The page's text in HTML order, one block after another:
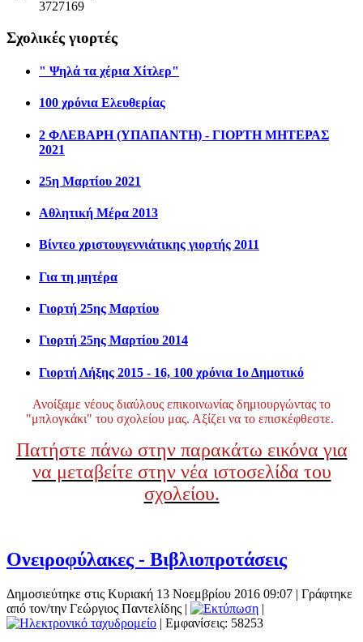
3727169
Σχολικές γιορτές
" Ψηλά τα χέρια Χίτλερ"
100 χρόνια Ελευθερίας
2 ΦΛΕΒΑΡΗ (ΥΠΑΠΑΝΤΗ) - ΓΙΟΡΤΗ ΜΗΤΕΡΑΣ
2021
25η Μαρτίου 2021
Αθλητική Μέρα 2013
Βίντεο χριστουγεννιάτικης γιορτής 2011
Για τη μητέρα
Γιορτή 25ης Μαρτίου
Γιορτή 25ης Μαρτίου 2014
Γιορτή Λήξης 2015 - 16, 100 χρόνια 1ο Δημοτικό
Ανοίξαμε νέους διαύλους επικοινωνίας δημιουργώντας το
"μπλογκάκι" του σχολείου μας. Αξίζει να το επισκέφθεστε.
Πατήστε πάνω στην παρακάτω εικόνα για
να μεταβείτε στην νέα ιστοσελίδα του
σχολείου.
Ονειροφύλακες - Βιβλιοπροτάσεις
Δημοσιεύτηκε στις Κυριακή 13 Νοεμβρίου 2016 09:07 | Γράφτηκε
από τον/την Γεώργιος Παντελίδης |
|
| Εμφανίσεις: 58253